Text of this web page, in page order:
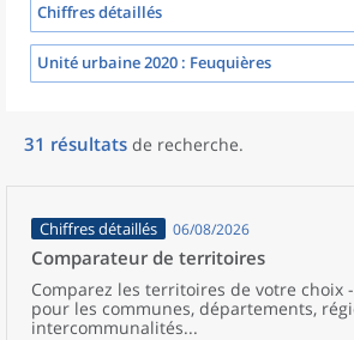
Chiffres détaillés
Unité urbaine 2020 : Feuquières
31 résultats de recherche.
Chiffres détaillés 06/08/2026
Comparateur de territoires
Comparez les territoires de votre choix
pour les communes, départements,
intercommunalités...